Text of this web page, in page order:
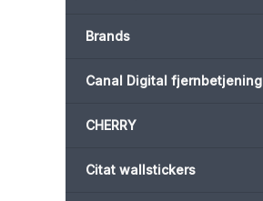
Brands
Canal Digital fjernbetjening
CHERRY
Citat wallstickers